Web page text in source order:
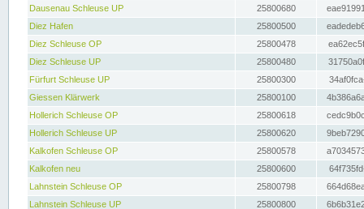
Dausenau Schleuse UP
25800680
Diez Hafen
25800500
Diez Schleuse OP
25800478
Diez Schleuse UP
25800480
Fürfurt Schleuse UP
25800300
Giessen Klärwerk
25800100
Hollerich Schleuse OP
25800618
Hollerich Schleuse UP
25800620
Kalkofen Schleuse OP
25800578
Kalkofen neu
25800600
Lahnstein Schleuse OP
25800798
Lahnstein Schleuse UP
25800800